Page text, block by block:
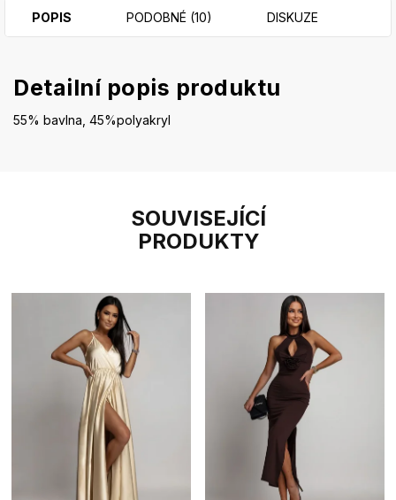
SOUVISEJÍCÍ
PRODUKTY
POPIS PODOBNÉ (10) DISKUZE
Detailní popis produktu
55% bavlna, 45%polyakryl